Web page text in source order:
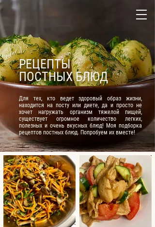
РЕЦЕПТЫ
ПОСТНЫХ БЛЮД
Для тех, кто ведет здоровый образ жизни,
находится на посту или диете, да и просто не
хочет нагружать организм тяжелой пищей,
существует огромное количество легких,
полезных и очень вкусных блюд! Моя подборка
рецептов постных блюд. Попробуем их вместе!